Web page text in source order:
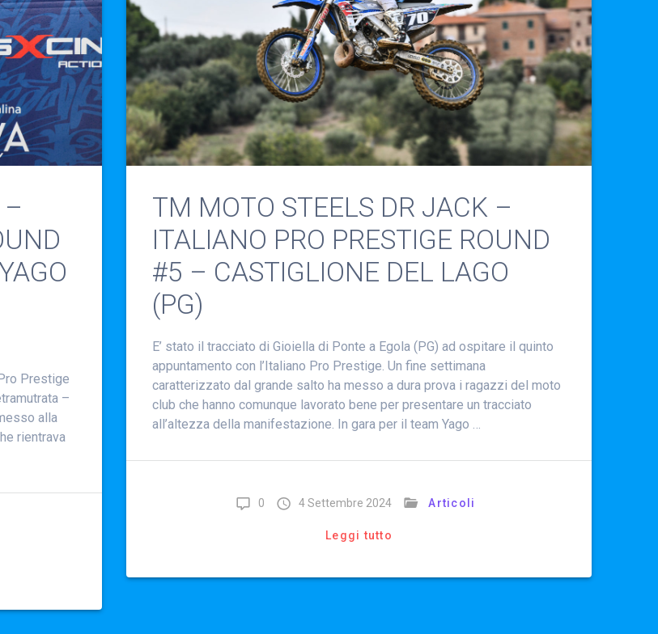
–
Prestige
–
alla
rientrava
TM MOTO STEELS DR JACK –
ITALIANO PRO PRESTIGE ROUND
#5 – CASTIGLIONE DEL LAGO
(PG)
E’ stato il tracciato di Gioiella di Ponte a Egola (PG) ad ospitare il quinto
appuntamento con l’Italiano Pro Prestige. Un fine settimana
caratterizzato dal grande salto ha messo a dura prova i ragazzi del moto
club che hanno comunque lavorato bene per presentare un tracciato
all’altezza della manifestazione. In gara per il team Yago …
0 4 Settembre 2024 Articoli
Leggi tutto